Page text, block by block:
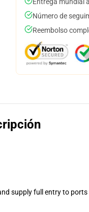
Número de
Reembolso
supply full entry to ports